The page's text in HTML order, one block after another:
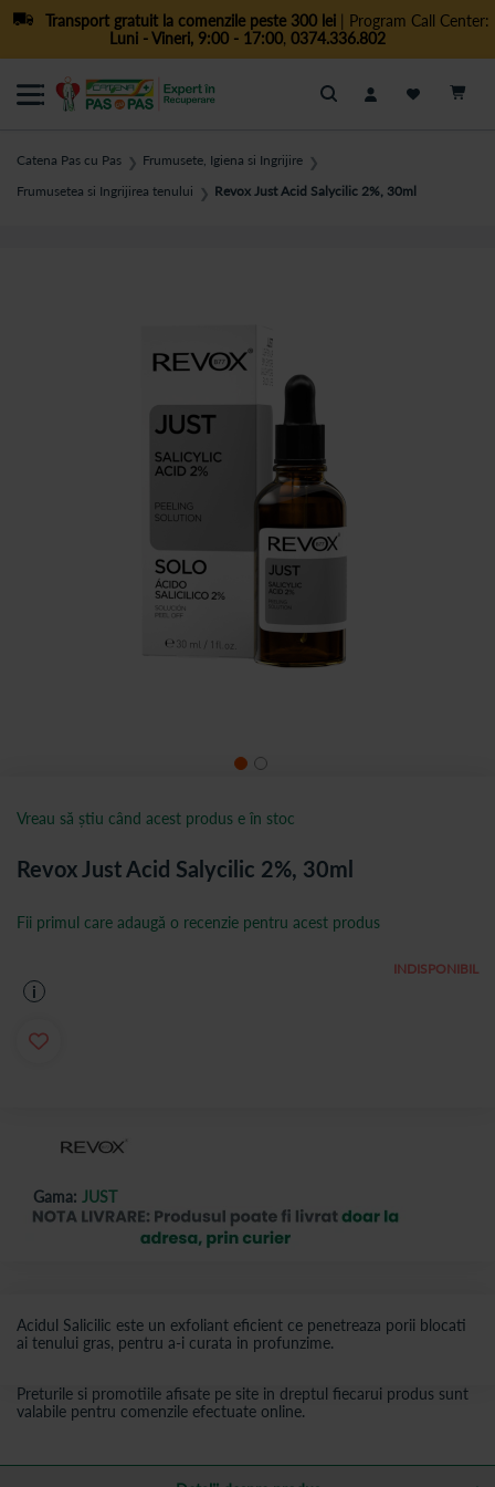
Transport gratuit la comenzile peste 300 lei| Program Call Center:
Luni - Vineri, 9:00 - 17:00, 0374.336.802
Cautare
Catena Pas cu Pas ❯ Frumusete, Igiena si Ingrijire ❯
Frumusetea si Ingrijirea tenului ❯ Revox Just Acid Salycilic 2%, 30ml
Gama: JUST
Acidul Salicilic este un exfoliant eficient ce penetreaza porii blocati
ai tenului gras, pentru a-i curata in profunzime.
Revox Just Acid Salycilic 2%, 30ml
INDISPONIBIL
Fii primul care adaugă o recenzie pentru acest produs
i
Vreau să știu când acest produs e în stoc
Preturile si promotiile afisate pe site in dreptul fiecarui produs sunt
valabile pentru comenzile efectuate online.